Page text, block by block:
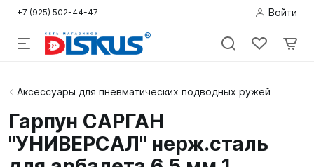
+7 (925) 502-44-47 Войти
Подводная
Дайвинг
Аксессуары для пневматических подводных ружей
Гарпун САРГАН
"УНИВЕРСАЛ" нерж.сталь